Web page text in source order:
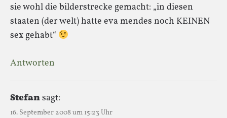
sie wohl die bilderstrecke gemacht: „in diesen
staaten (der welt) hatte eva mendes noch KEINEN
sex gehabt“
Antworten
Stefansagt:
16. September 2008 um 15:23 Uhr